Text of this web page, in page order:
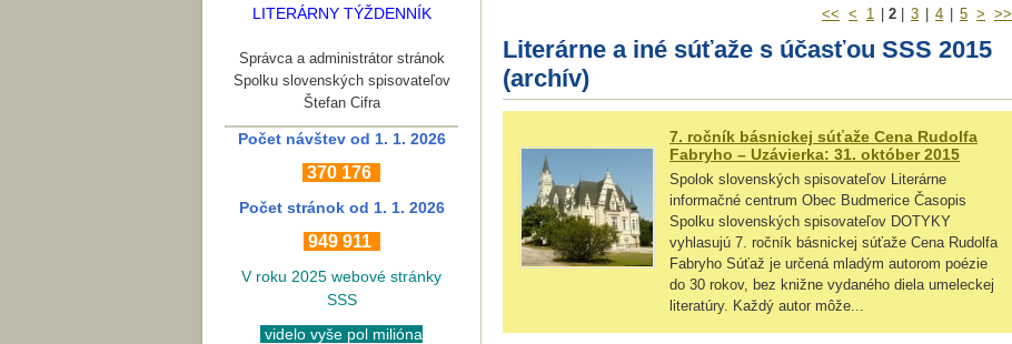
<< < 1 2 3 4 5 > >>
Literárne a iné súťaže s účasťou SSS 2015
(archív)
7. ročník básnickej súťaže Cena Rudolfa
Fabryho – Uzávierka: 31. október 2015
Spolok slovenských spisovateľov Literárne
informačné centrum Obec Budmerice Časopis
Spolku slovenských spisovateľov DOTYKY
vyhlasujú 7. ročník básnickej súťaže Cena Rudolfa
Fabryho Súťaž je určená mladým autorom poézie
do 30 rokov, bez knižne vydaného diela umeleckej
literatúry. Každý autor môže...
LITERÁRNY TÝŽDENNÍK
Správca a administrátor stránok
Spolku slovenských spisovateľov
Štefan Cifra
Počet návštev od 1. 1. 2026
370 176
Počet stránok od 1. 1. 2026
949 911
V roku 2025 webové stránky
SSS
videlo vyše pol milióna